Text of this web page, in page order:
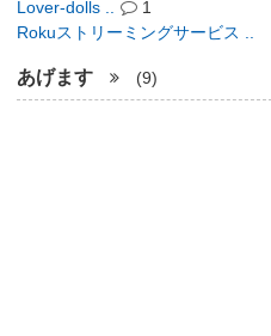
Lover-dolls .. 1
Rokuストリーミングサービス ..
あげます (9)